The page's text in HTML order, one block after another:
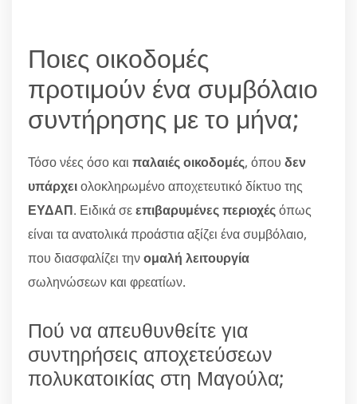
Ποιες οικοδομές
προτιμούν ένα συμβόλαιο
συντήρησης με το μήνα;
Τόσο νέες όσο και παλαιές οικοδομές, όπου δεν
υπάρχειολοκληρωμένο αποχετευτικό δίκτυο της
ΕΥΔΑΠ. Ειδικά σεεπιβαρυμένες περιοχέςόπως
είναι τα ανατολικά προάστια αξίζει ένα συμβόλαιο,
που διασφαλίζει τηνομαλή λειτουργία
σωληνώσεων και φρεατίων.
Πού να απευθυνθείτε για
συντηρήσεις αποχετεύσεων
πολυκατοικίας στη Μαγούλα;